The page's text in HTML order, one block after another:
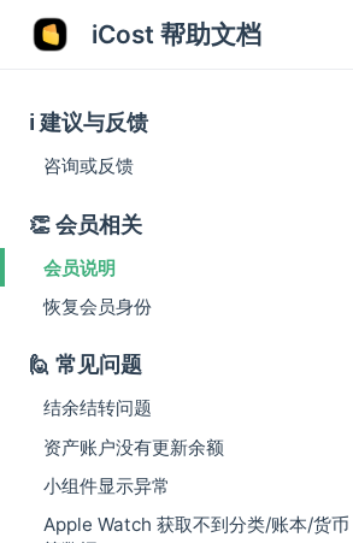
iCost 帮助文档
ℹ️ 建议与反馈
咨询或反馈
👏 会员相关
会员说明
恢复会员身份
🙋 常见问题
结余结转问题
资产账户没有更新余额
小组件显示异常
Apple Watch 获取不到分类/账本/货币